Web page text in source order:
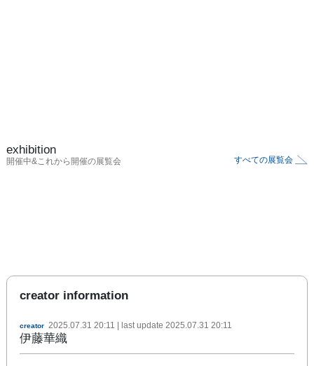
exhibition
開催中&これから開催の展覧会 すべての展覧会
creator information
creator 2025.07.31 20:11 | last update 2025.07.31 20:11
伊藤華織